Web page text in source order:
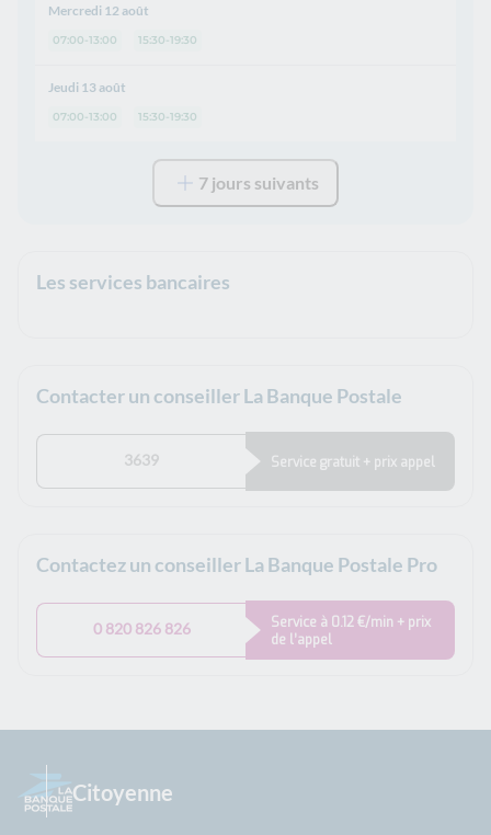
Mercredi 12 août
07:00-13:00 15:30-19:30
Jeudi 13 août
07:00-13:00 15:30-19:30
7 jours suivants
Les services bancaires
Contacter un conseiller La Banque Postale
3639 Service gratuit + prix appel
Contactez un conseiller La Banque Postale Pro
0 820 826 826
Service à 0.12 €/min + prix
de l’appel
Citoyenne